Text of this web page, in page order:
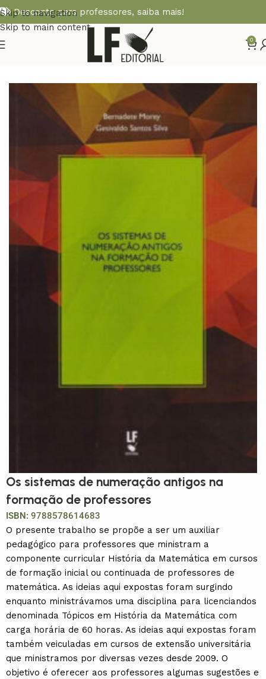
Skip to navigation
Skip to main content
Desconto para professores, saiba mais!
0
Início
Os sistemas de numeração antigos na
formação de professores
ISBN: 9788578614683
O presente trabalho se propõe a ser um auxiliar
pedagógico para professores que ministram a
componente curricular História da Matemática em cursos
de formação inicial ou continuada de professores de
matemática. As ideias aqui expostas foram surgindo
enquanto ministrávamos uma disciplina para licenciandos
denominada Tópicos em História da Matemática com
carga horária de 60 horas. As ideias aqui expostas foram
também veiculadas em cursos de extensão universitária
que ministramos por diversas vezes desde 2009. O
objetivo é oferecer aos professores algumas sugestões e